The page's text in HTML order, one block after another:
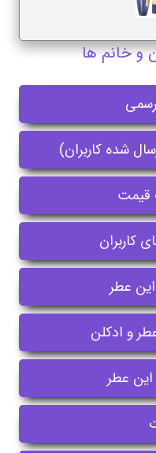
شده کاربران)
قیمت
کاربران
عطر
و ادکلن
این عطر